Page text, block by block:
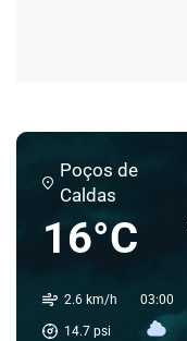
Poços de
Caldas
16°C
2.6 km/h
14.7 psi
03:00